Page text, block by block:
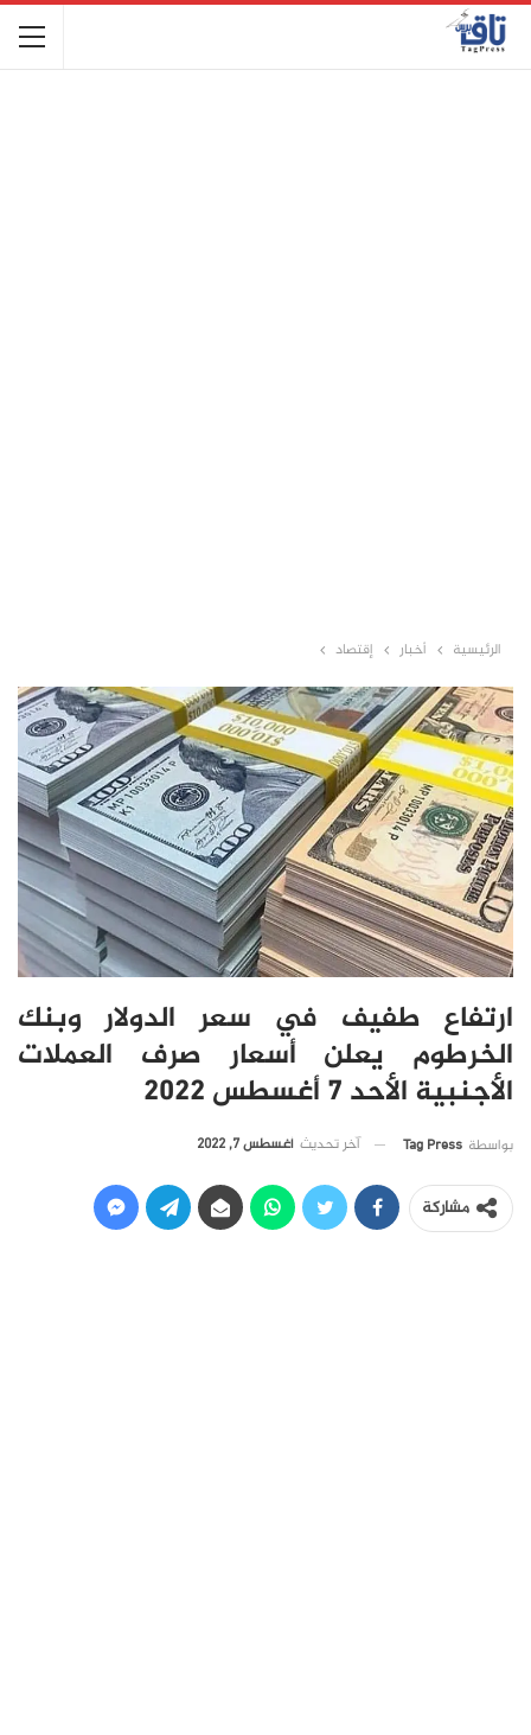
الرئيسية أخبار إقتصاد
ارتفاع طفيف في سعر الدولار وبنك
الخرطوم يعلن أسعار صرف العملات
الأجنبية الأحد 7 أغسطس 2022
بواسطة Tag Press آخر تحديث أغسطس 7, 2022
مشاركة